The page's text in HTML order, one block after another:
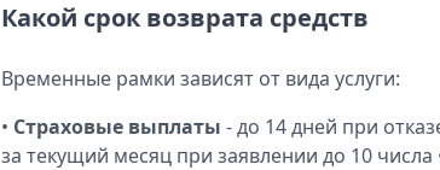
Какой срок возврата средств
Временные рамки зависят от вида услуги:
• Страховые выплаты - до 14 дней при
за текущий месяц при заявлении до 10 числа